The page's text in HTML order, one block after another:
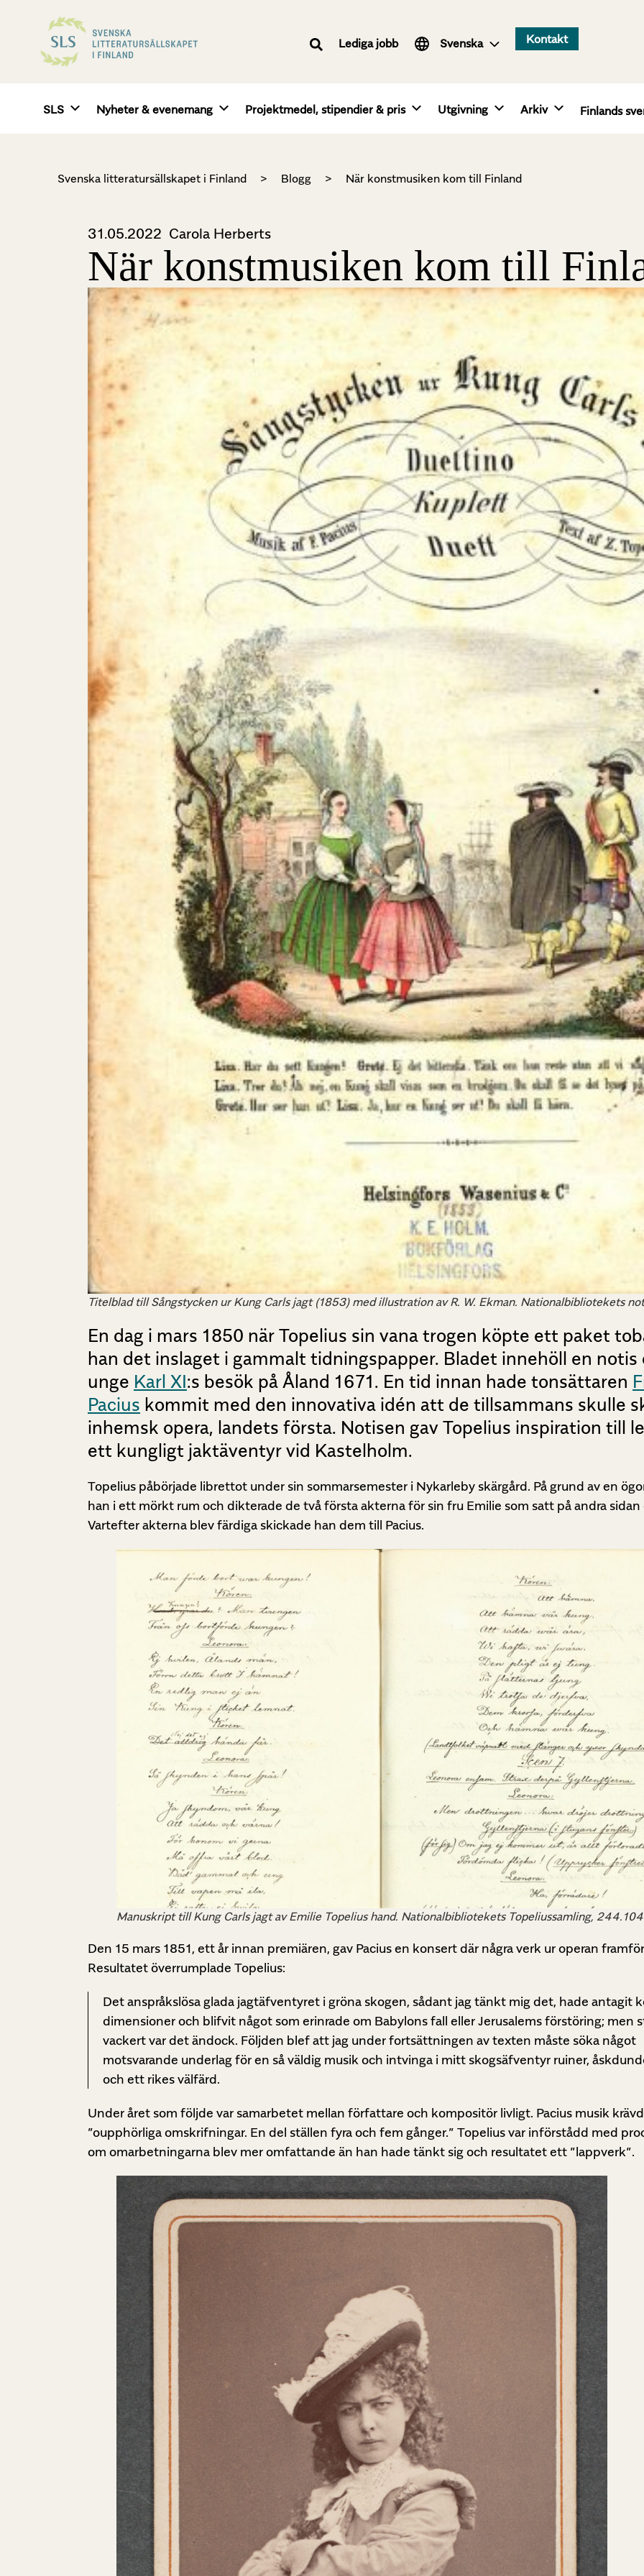
Lediga jobb Svenska
English Kontakt
SLS Nyheter & evenemang Projektmedel, stipendier & pris Utgivning Arkiv Finlands
Svenska litteratursällskapet i Finland > Blogg > När konstmusiken kom till Finland
31.05.2022 Carola Herberts
När konstmusiken kom till
Titelblad till Sångstycken ur Kung Carls jagt (1853) med illustration av R. W. Ekman. Nationalbibliotekets
En dag i mars 1850 när Topelius sin vana trogen köpte ett paket
han det inslaget i gammalt tidningspapper. Bladet innehöll en notis
unge Karl XI:s besök på Åland 1671. En tid innan hade tonsättaren
Pacius kommit med den innovativa idén att de tillsammans skulle
inhemsk opera, landets första. Notisen gav Topelius inspiration till
ett kungligt jaktäventyr vid Kastelholm.
Topelius påbörjade librettot under sin sommarsemester i Nykarleby skärgård. På grund av en
han i ett mörkt rum och dikterade de två första akterna för sin fru Emilie som satt på andra sidan
Vartefter akterna blev färdiga skickade han dem till Pacius.
Manuskript till Kung Carls jagt av Emilie Topelius hand. Nationalbibliotekets Topeliussamling,
Den 15 mars 1851, ett år innan premiären, gav Pacius en konsert där några verk ur operan
Resultatet överrumplade Topelius:
Det anspråkslösa glada jagtäfventyret i gröna skogen, sådant jag tänkt mig det, hade antagit
dimensioner och blifvit något som erinrade om Babylons fall eller Jerusalems förstöring; men
vackert var det ändock. Följden blef att jag under fortsättningen av texten måste söka något
motsvarande underlag för en så väldig musik och intvinga i mitt skogsäfventyr ruiner,
och ett rikes välfärd.
Under året som följde var samarbetet mellan författare och kompositör livligt. Pacius musik
”oupphörliga omskrifningar. En del ställen fyra och fem gånger.” Topelius var införstådd med
om omarbetningarna blev mer omfattande än han hade tänkt sig och resultatet ett ”lappverk”.